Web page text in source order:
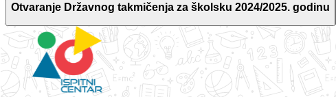
Otvaranje Državnog takmičenja za školsku 2024/2025. godinu